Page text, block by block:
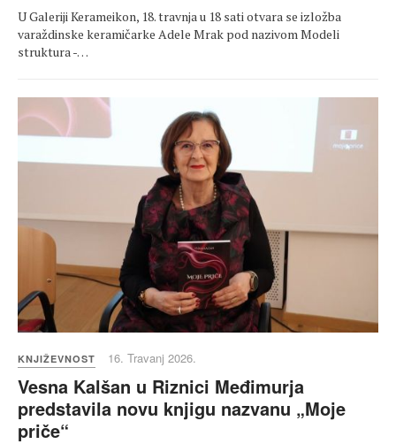
U Galeriji Kerameikon, 18. travnja u 18 sati otvara se izložba
varaždinske keramičarke Adele Mrak pod nazivom Modeli
struktura -…
KNJIŽEVNOST 16. Travanj 2026.
Vesna Kalšan u Riznici Međimurja
predstavila novu knjigu nazvanu „Moje
priče“